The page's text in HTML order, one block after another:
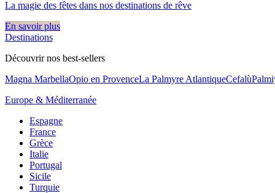
La magie des fêtes dans nos destinations de rêve​
En savoir plus
Destinations
Découvrir nos best-sellers
Magna MarbellaOpio en ProvenceLa Palmyre AtlantiqueCefalù
Europe & Méditerranée
Espagne
France
Grèce
Italie
Portugal
Sicile
Turquie